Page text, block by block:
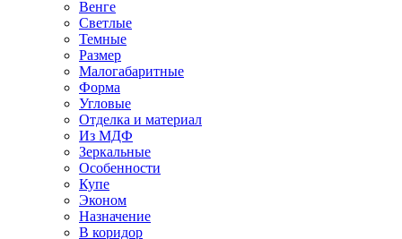
Венге
Светлые
Темные
Размер
Малогабаритные
Форма
Угловые
Отделка и материал
Из МДФ
Зеркальные
Особенности
Купе
Эконом
Назначение
В коридор